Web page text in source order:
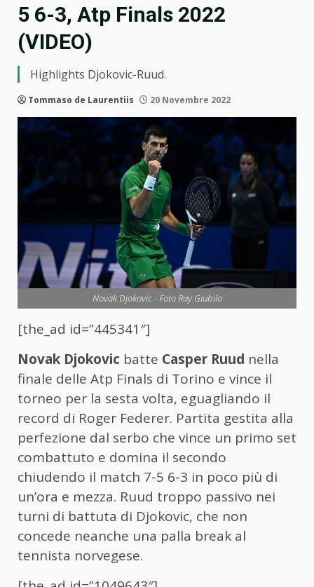
5 6-3, Atp Finals 2022
(VIDEO)
Highlights Djokovic-Ruud.
Tommaso de Laurentiis 20 Novembre 2022
Novak Djokovic - Foto Ray Giubilo
[the_ad id=”445341″]
Novak Djokovic batte Casper Ruud nella
finale delle Atp Finals di Torino e vince il
torneo per la sesta volta, eguagliando il
record di Roger Federer. Partita gestita alla
perfezione dal serbo che vince un primo set
combattuto e domina il secondo
chiudendo il match 7-5 6-3 in poco più di
un’ora e mezza. Ruud troppo passivo nei
turni di battuta di Djokovic, che non
concede neanche una palla break al
tennista norvegese.